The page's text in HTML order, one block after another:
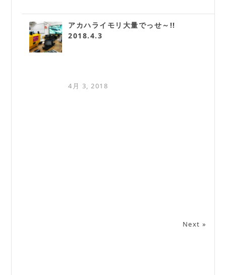
アカハライモリ大量でっせ～!!
2018.4.3
4月 3, 2018
Next »